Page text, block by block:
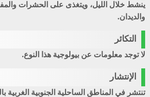
ينشط خلال الليل، ويتغذى على الحشرات
والديدان.
التكائر
لا توجد معلومات عن بيولوجية هذا النوع.
الإنتشار
تنتشر في المناطق الساحلية الجنوبية الغربية